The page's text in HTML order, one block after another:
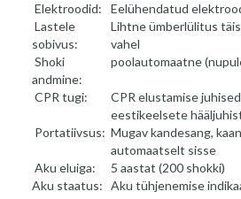
Elektroodid:
Eelühendatud
Lastele
sobivus:
Lihtne ümberlülitus
vahel
Shoki
andmine:
poolautomaatne
CPR tugi:
CPR elustamise juhised
eestikeelsete
Portatiivsus: Mugav kandesang,
automaatselt sisse
Aku eluiga:
5 aastat (200 shokki)
Aku staatus:
Aku tühjenemise